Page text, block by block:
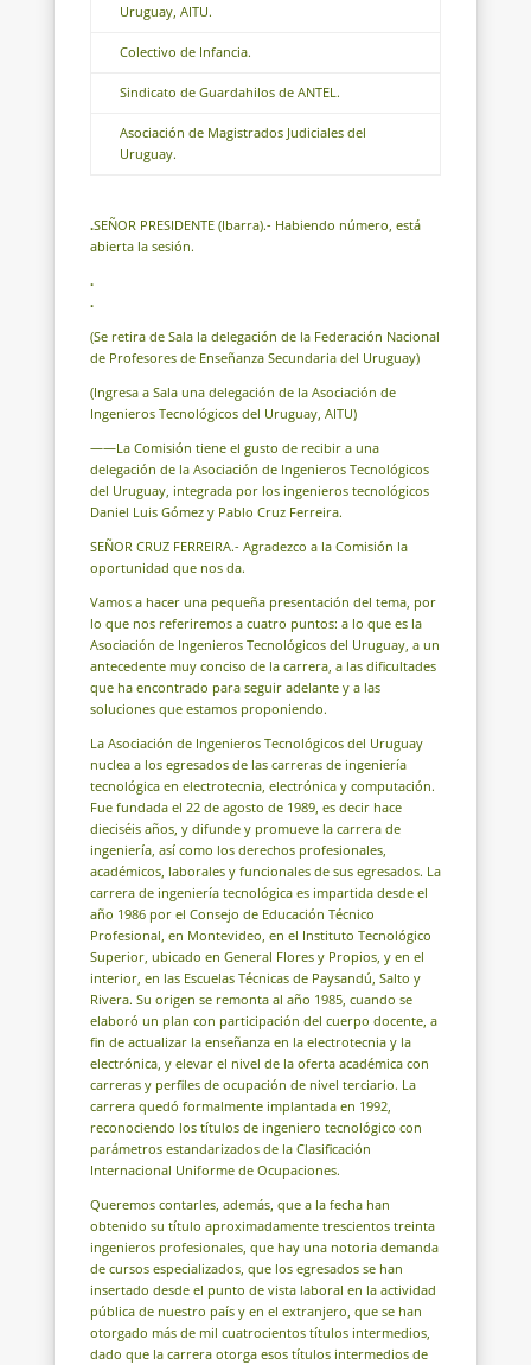
Uruguay, AITU.
Colectivo de Infancia.
Sindicato de Guardahilos de ANTEL.
Asociación de Magistrados Judiciales del
Uruguay.
.SEÑOR PRESIDENTE (Ibarra).- Habiendo número, está
abierta la sesión.
.
.
(Se retira de Sala la delegación de la Federación Nacional
de Profesores de Enseñanza Secundaria del Uruguay)
(Ingresa a Sala una delegación de la Asociación de
Ingenieros Tecnológicos del Uruguay, AITU)
——La Comisión tiene el gusto de recibir a una
delegación de la Asociación de Ingenieros Tecnológicos
del Uruguay, integrada por los ingenieros tecnológicos
Daniel Luis Gómez y Pablo Cruz Ferreira.
SEÑOR CRUZ FERREIRA.- Agradezco a la Comisión la
oportunidad que nos da.
Vamos a hacer una pequeña presentación del tema, por
lo que nos referiremos a cuatro puntos: a lo que es la
Asociación de Ingenieros Tecnológicos del Uruguay, a un
antecedente muy conciso de la carrera, a las dificultades
que ha encontrado para seguir adelante y a las
soluciones que estamos proponiendo.
La Asociación de Ingenieros Tecnológicos del Uruguay
nuclea a los egresados de las carreras de ingeniería
tecnológica en electrotecnia, electrónica y computación.
Fue fundada el 22 de agosto de 1989, es decir hace
dieciséis años, y difunde y promueve la carrera de
ingeniería, así como los derechos profesionales,
académicos, laborales y funcionales de sus egresados. La
carrera de ingeniería tecnológica es impartida desde el
año 1986 por el Consejo de Educación Técnico
Profesional, en Montevideo, en el Instituto Tecnológico
Superior, ubicado en General Flores y Propios, y en el
interior, en las Escuelas Técnicas de Paysandú, Salto y
Rivera. Su origen se remonta al año 1985, cuando se
elaboró un plan con participación del cuerpo docente, a
fin de actualizar la enseñanza en la electrotecnia y la
electrónica, y elevar el nivel de la oferta académica con
carreras y perfiles de ocupación de nivel terciario. La
carrera quedó formalmente implantada en 1992,
reconociendo los títulos de ingeniero tecnológico con
parámetros estandarizados de la Clasificación
Internacional Uniforme de Ocupaciones.
Queremos contarles, además, que a la fecha han
obtenido su título aproximadamente trescientos treinta
ingenieros profesionales, que hay una notoria demanda
de cursos especializados, que los egresados se han
insertado desde el punto de vista laboral en la actividad
pública de nuestro país y en el extranjero, que se han
otorgado más de mil cuatrocientos títulos intermedios,
dado que la carrera otorga esos títulos intermedios de